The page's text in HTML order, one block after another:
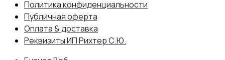
Политика конфиденциальности
Публичная оферта
Оплата & доставка
Реквизиты ИП Рихтер С.Ю.